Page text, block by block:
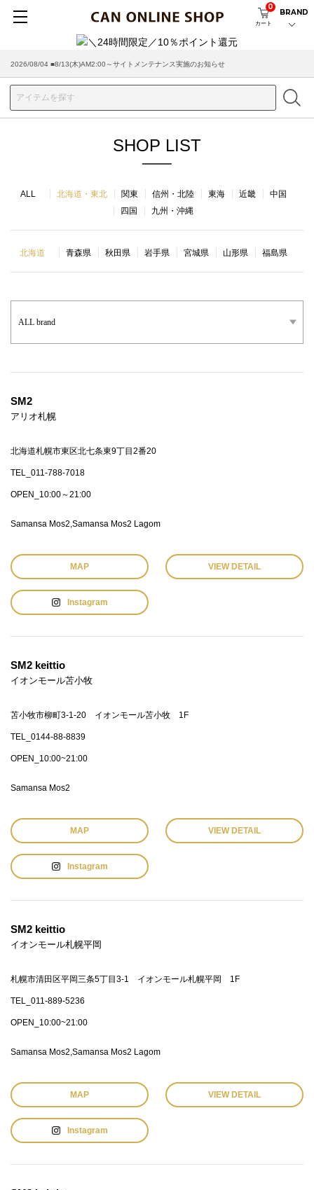
カート
0
BRAND
2026/08/04 ■8/13(木)AM2:00～サイトメンテナンス実施のお知らせ
SHOP LIST
ALL 北海道・東北 関東 信州・北陸 東海 近畿
中国
四国
九州・沖縄
北海道 青森県 秋田県 岩手県 宮城県 山形県 福島県
SM2
アリオ札幌
北海道札幌市東区北七条東9丁目2番20
TEL_011-788-7018
OPEN_10:00～21:00
Samansa Mos2 Samansa Mos2 Lagom
MAP VIEW DETAIL
Instagram
SM2 keittio
イオンモール苫小牧
苫小牧市柳町3-1-20 イオンモール苫小牧 1F
TEL_0144-88-8839
OPEN_10:00~21:00
Samansa Mos2
MAP VIEW DETAIL
Instagram
SM2 keittio
イオンモール札幌平岡
札幌市清田区平岡三条5丁目3-1 イオンモール札幌平岡 1F
TEL_011-889-5236
OPEN_10:00~21:00
Samansa Mos2 Samansa Mos2 Lagom
MAP VIEW DETAIL
Instagram